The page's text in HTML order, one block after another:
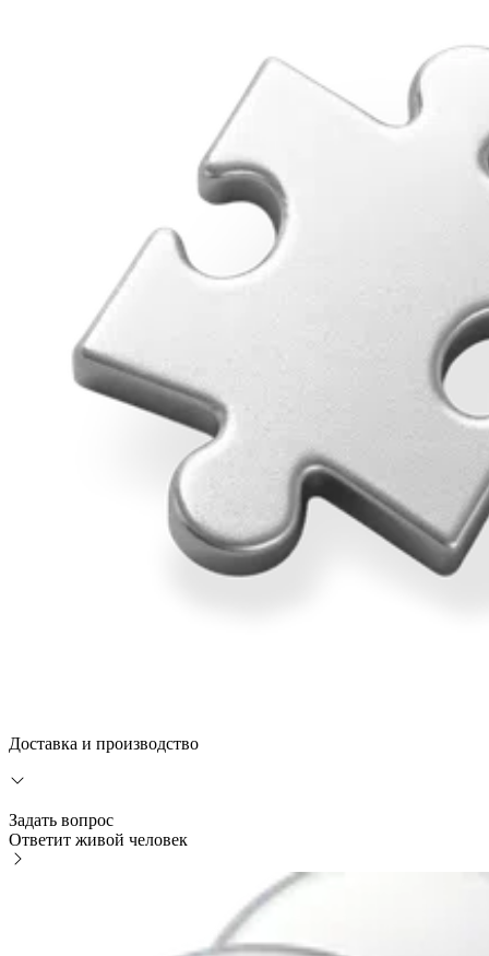
Доставка и производство
Задать вопрос
Ответит живой человек